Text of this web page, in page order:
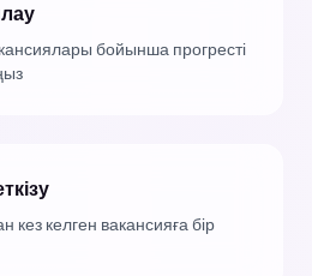
бойынша прогресті
кез келген вакансияға бір